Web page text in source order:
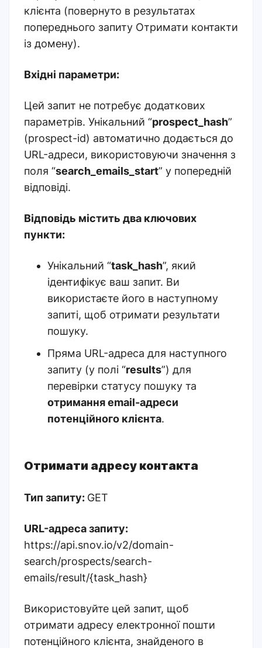
клієнта (повернуто в результатах
попереднього запиту Отримати контакти
із домену).
Вхідні параметри:
Цей запит не потребує додаткових
параметрів. Унікальний “prospect_hash”
(prospect-id) автоматично додається до
URL-адреси, використовуючи значення з
поля “search_emails_start” у попередній
відповіді.
Відповідь містить два ключових
пункти:
Унікальний “task_hash”, який
ідентифікує ваш запит. Ви
використаєте його в наступному
запиті, щоб отримати результати
пошуку.
Пряма URL-адреса для наступного
запиту (у полі “results”) для
перевірки статусу пошуку та
отримання email-адреси
потенційного клієнта.
Отримати адресу контакта
Тип запиту: GET
URL-адреса запиту:
https://api.snov.io/v2/domain-
search/prospects/search-
emails/result/{task_hash}
Використовуйте цей запит, щоб
отримати адресу електронної пошти
потенційного клієнта, знайденого в